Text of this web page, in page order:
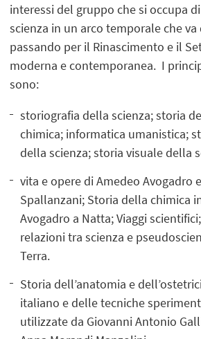
interessi del gruppo che si occupa
scienza in un arco temporale che va
passando per il Rinascimento e il
moderna e contemporanea. I
sono:
storiografia della scienza; storia
chimica; informatica umanistica;
della scienza; storia visuale della
vita e opere di Amedeo Avogadro
Spallanzani; Storia della chimica
Avogadro a Natta; Viaggi
relazioni tra scienza e
Terra.
Storia dell’anatomia e
italiano e delle tecniche
utilizzate da Giovanni Antonio